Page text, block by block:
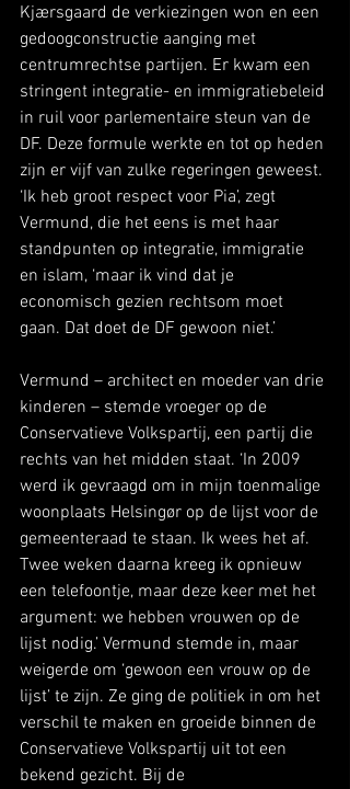
Kjærsgaard de verkiezingen won en een
gedoogconstructie aanging met
centrumrechtse partijen. Er kwam een
stringent integratie- en immigratiebeleid
in ruil voor parlementaire steun van de
DF. Deze formule werkte en tot op heden
zijn er vijf van zulke regeringen geweest.
‘Ik heb groot respect voor Pia’, zegt
Vermund, die het eens is met haar
standpunten op integratie, immigratie
en islam, ‘maar ik vind dat je
economisch gezien rechtsom moet
gaan. Dat doet de DF gewoon niet.’
Vermund – architect en moeder van drie
kinderen – stemde vroeger op de
Conservatieve Volkspartij, een partij die
rechts van het midden staat. ‘In 2009
werd ik gevraagd om in mijn toenmalige
woonplaats Helsingør op de lijst voor de
gemeenteraad te staan. Ik wees het af.
Twee weken daarna kreeg ik opnieuw
een telefoontje, maar deze keer met het
argument: we hebben vrouwen op de
lijst nodig.’ Vermund stemde in, maar
weigerde om ‘gewoon een vrouw op de
lijst’ te zijn. Ze ging de politiek in om het
verschil te maken en groeide binnen de
Conservatieve Volkspartij uit tot een
bekend gezicht. Bij de